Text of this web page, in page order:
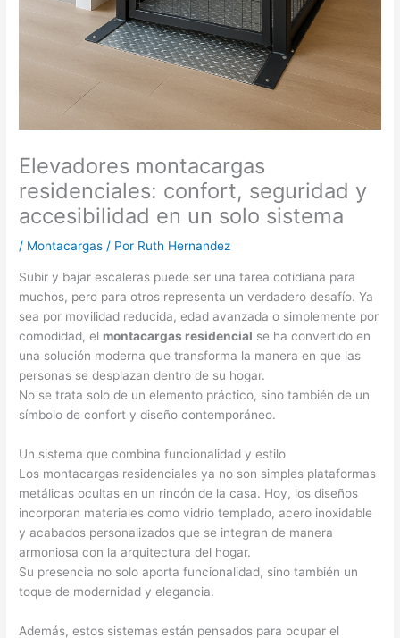
Elevadores montacargas
residenciales: confort, seguridad y
accesibilidad en un solo sistema
/ Montacargas / Por Ruth Hernandez
Subir y bajar escaleras puede ser una tarea cotidiana para
muchos, pero para otros representa un verdadero desafío. Ya
sea por movilidad reducida, edad avanzada o simplemente por
comodidad, el montacargas residencial se ha convertido en
una solución moderna que transforma la manera en que las
personas se desplazan dentro de su hogar.
No se trata solo de un elemento práctico, sino también de un
símbolo de confort y diseño contemporáneo.
Un sistema que combina funcionalidad y estilo
Los montacargas residenciales ya no son simples plataformas
metálicas ocultas en un rincón de la casa. Hoy, los diseños
incorporan materiales como vidrio templado, acero inoxidable
y acabados personalizados que se integran de manera
armoniosa con la arquitectura del hogar.
Su presencia no solo aporta funcionalidad, sino también un
toque de modernidad y elegancia.
Además, estos sistemas están pensados para ocupar el